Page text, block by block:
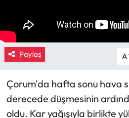
Paylaş A-
Çorum'da hafta sonu hava
derecede düşmesinin
oldu. Kar yağışıyla birlikte
Güncel
İskilip Haberleri
Kimdir?